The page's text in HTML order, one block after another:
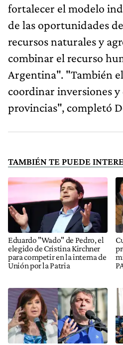
fortalecer el modelo
de las oportunidades
recursos naturales y
combinar el recurso
Argentina". "También
coordinar inversiones
provincias", completó
TAMBIÉN TE PUEDE
Eduardo "Wado" de Pedro, el
elegido de Cristina Kirchner
para competir en la interna de
Unión por la Patria